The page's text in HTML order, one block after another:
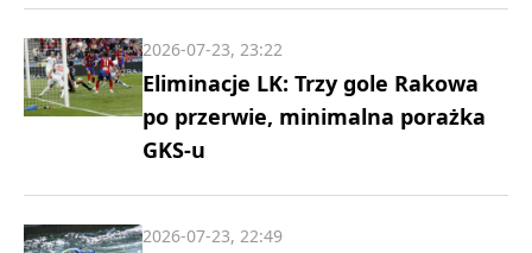
Eliminacje LK: Trzy gole Rakowa
po przerwie, minimalna porażka
GKS-u
2026-07-23, 23:22
2026-07-23, 22:49